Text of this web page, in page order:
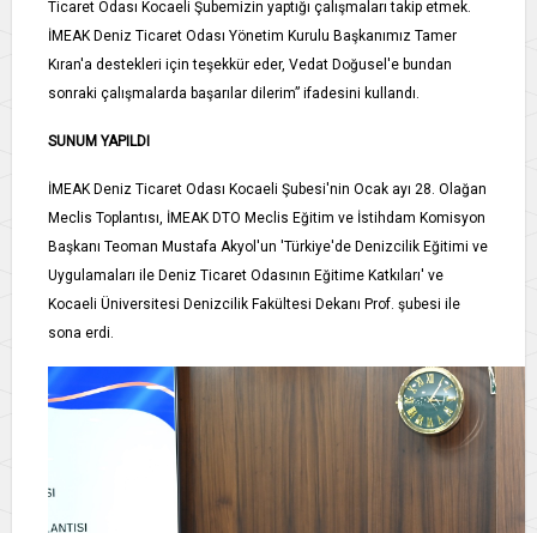
Ticaret Odası Kocaeli Şubemizin yaptığı çalışmaları takip etmek.
İMEAK Deniz Ticaret Odası Yönetim Kurulu Başkanımız Tamer
Kıran'a destekleri için teşekkür eder, Vedat Doğusel'e bundan
sonraki çalışmalarda başarılar dilerim” ifadesini kullandı.
SUNUM YAPILDI
İMEAK Deniz Ticaret Odası Kocaeli Şubesi'nin Ocak ayı 28. Olağan
Meclis Toplantısı, İMEAK DTO Meclis Eğitim ve İstihdam Komisyon
Başkanı Teoman Mustafa Akyol'un 'Türkiye'de Denizcilik Eğitimi ve
Uygulamaları ile Deniz Ticaret Odasının Eğitime Katkıları' ve
Kocaeli Üniversitesi Denizcilik Fakültesi Dekanı Prof. şubesi ile
sona erdi.